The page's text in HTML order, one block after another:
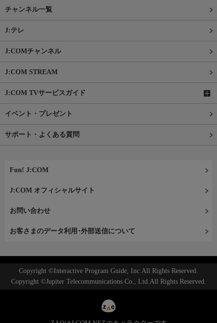
チャンネル一覧
J:テレ
J:COMチャンネル
J:COM STREAM
J:COM TVサービスガイド
イベント・プレゼント
サポート・よくある質問
Fun! J:COM
J:COM オフィシャルサイト
お問い合わせ
お客さまのデータ利用･外部送信について
Copyright ©Interactive Program Guide, Inc.All Rights Reserved.
Copyright ©Jupiter Telecommunications Co., Ltd.All Rights Reserved.